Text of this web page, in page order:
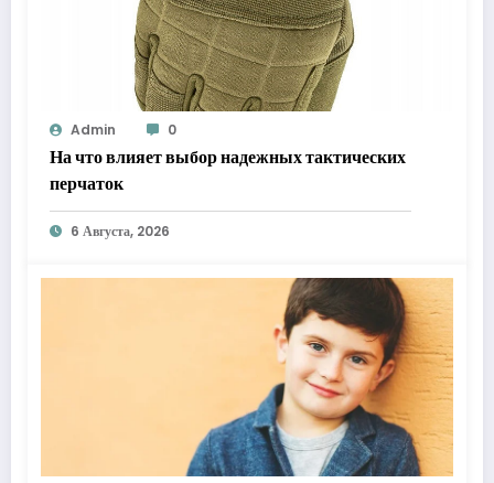
Admin 0
На что влияет выбор надежных тактических
перчаток
6 Августа, 2026